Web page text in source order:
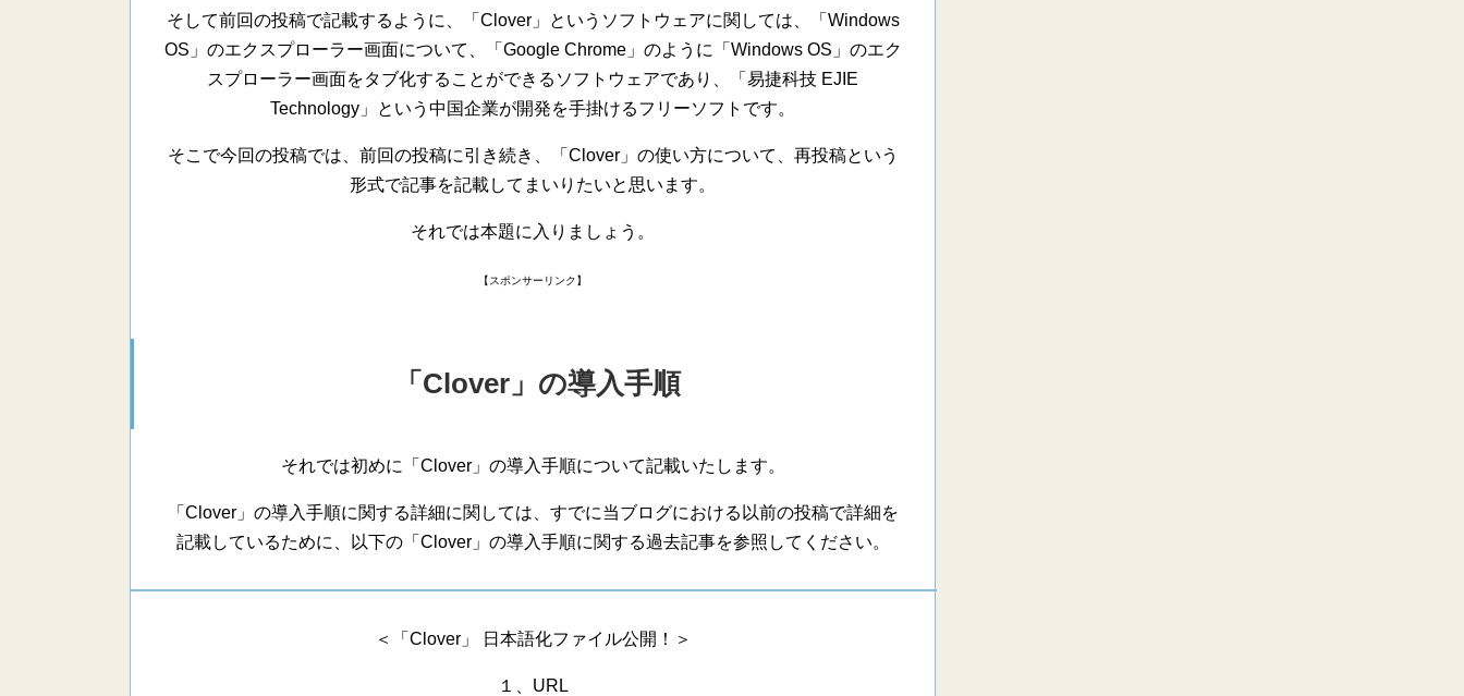
そして前回の投稿で記載するように、「Clover」というソフトウェアに関しては、「Windows
OS」のエクスプローラー画面について、「Google Chrome」のように「Windows OS」のエク
スプローラー画面をタブ化することができるソフトウェアであり、「易捷科技 EJIE
Technology」という中国企業が開発を手掛けるフリーソフトです。
そこで今回の投稿では、前回の投稿に引き続き、「Clover」の使い方について、再投稿という
形式で記事を記載してまいりたいと思います。
それでは本題に入りましょう。
【スポンサーリンク】
「Clover」の導入手順
それでは初めに「Clover」の導入手順について記載いたします。
「Clover」の導入手順に関する詳細に関しては、すでに当ブログにおける以前の投稿で詳細を
記載しているために、以下の「Clover」の導入手順に関する過去記事を参照してください。
＜「Clover」 日本語化ファイル公開！＞
１、URL